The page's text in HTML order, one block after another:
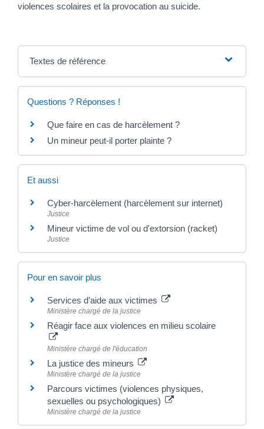
violences scolaires et la provocation au suicide.
Textes de référence
Questions ? Réponses !
Que faire en cas de harcèlement ?
Un mineur peut-il porter plainte ?
Et aussi
Cyber-harcèlement (harcèlement sur internet)
Justice
Mineur victime de vol ou d'extorsion (racket)
Justice
Pour en savoir plus
Services d’aide aux victimes
Ministère chargé de la justice
Réagir face aux violences en milieu scolaire
Ministère chargé de l'éducation
La justice des mineurs
Ministère chargé de la justice
Parcours victimes (violences physiques,
sexuelles ou psychologiques)
Ministère chargé de la justice